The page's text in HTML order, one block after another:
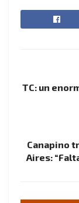
TC: un
Canapino
Aires: